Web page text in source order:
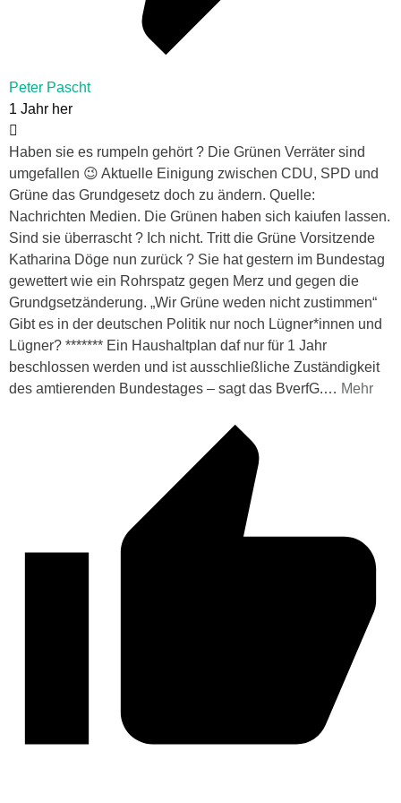
Peter Pascht
1 Jahr her
Haben sie es rumpeln gehört ? Die Grünen Verräter sind
umgefallen 😉 Aktuelle Einigung zwischen CDU, SPD und
Grüne das Grundgesetz doch zu ändern. Quelle:
Nachrichten Medien. Die Grünen haben sich kaiufen lassen.
Sind sie überrascht ? Ich nicht. Tritt die Grüne Vorsitzende
Katharina Döge nun zurück ? Sie hat gestern im Bundestag
gewettert wie ein Rohrspatz gegen Merz und gegen die
Grundgsetzänderung. „Wir Grüne weden nicht zustimmen“
Gibt es in der deutschen Politik nur noch Lügner*innen und
Lügner? ******* Ein Haushaltplan daf nur für 1 Jahr
beschlossen werden und ist ausschließliche Zuständigkeit
des amtierenden Bundestages – sagt das BverfG.… Mehr